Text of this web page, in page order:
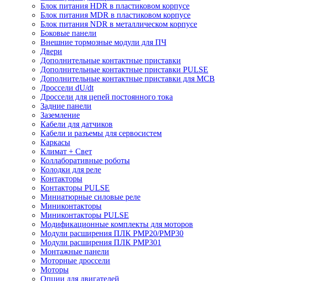
Блок питания HDR в пластиковом корпусе
Блок питания MDR в пластиковом корпусе
Блок питания NDR в металлическом корпусе
Боковые панели
Внешние тормозные модули для ПЧ
Двери
Дополнительные контактные приставки
Дополнительные контактные приставки PULSE
Дополнительные контактные приставки для MCB
Дроссели dU/dt
Дроссели для цепей постоянного тока
Задние панели
Заземление
Кабели для датчиков
Кабели и разъемы для сервосистем
Каркасы
Климат + Свет
Коллаборативные роботы
Колодки для реле
Контакторы
Контакторы PULSE
Миниатюрные силовые реле
Миниконтакторы
Миниконтакторы PULSE
Модификационные комплекты для моторов
Модули расширения ПЛК PMP20/PMP30
Модули расширения ПЛК PMP301
Монтажные панели
Моторные дроссели
Моторы
Опции для двигателей